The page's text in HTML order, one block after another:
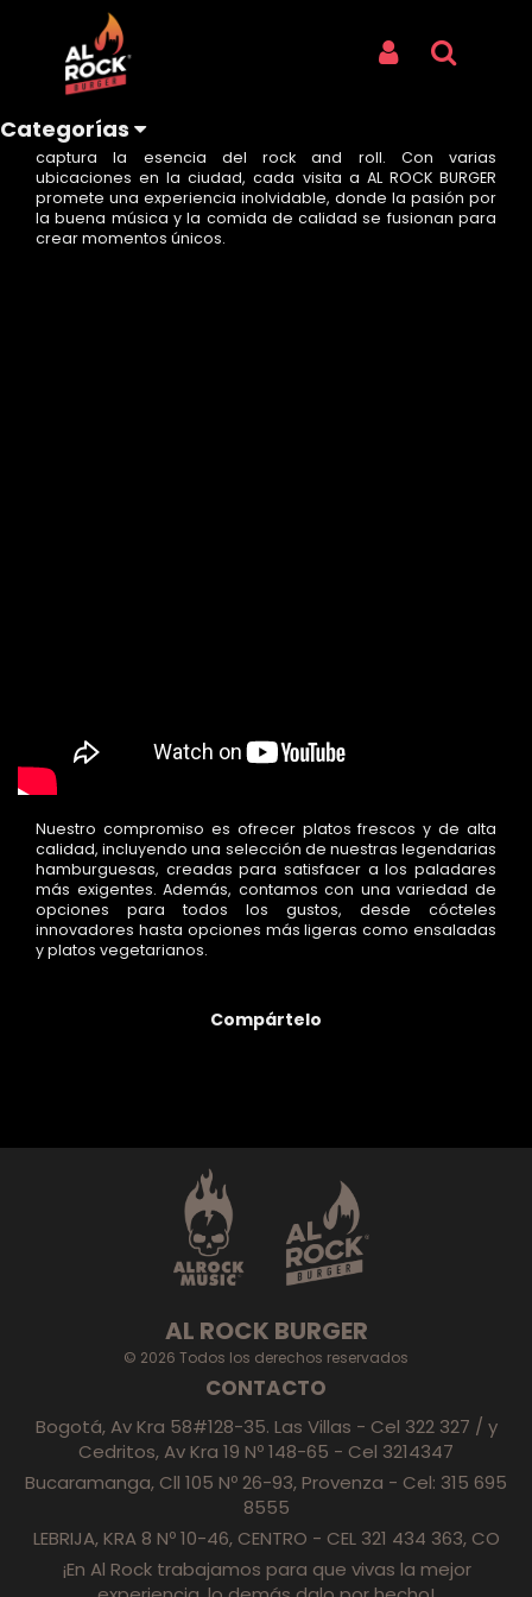
Categorías
NOSOTROS
ROCK CARDS
AL ROCK BURGER es un destino culinario y musical que
captura la esencia del rock and roll. Con varias
ubicaciones en la ciudad, cada visita a AL ROCK BURGER
promete una experiencia inolvidable, donde la pasión por
la buena música y la comida de calidad se fusionan para
crear momentos únicos.
Nuestro compromiso es ofrecer platos frescos y de alta
calidad, incluyendo una selección de nuestras legendarias
hamburguesas, creadas para satisfacer a los paladares
más exigentes. Además, contamos con una variedad de
opciones para todos los gustos, desde cócteles
innovadores hasta opciones más ligeras como ensaladas
y platos vegetarianos.
Compártelo
AL ROCK BURGER
© 2026 Todos los derechos reservados
CONTACTO
Bogotá, Av Kra 58#128-35. Las Villas - Cel 322 327 / y
Cedritos, Av Kra 19 Nº 148-65 - Cel 3214347
Bucaramanga, Cll 105 Nº 26-93, Provenza - Cel: 315 695
8555
LEBRIJA, KRA 8 Nº 10-46, CENTRO - CEL 321 434 363, CO
¡En Al Rock trabajamos para que vivas la mejor